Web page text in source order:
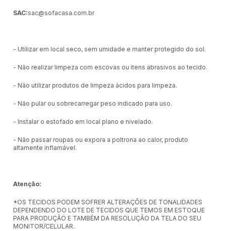
SAC:sac@sofacasa.com.br
- Utilizar em local seco, sem umidade e manter protegido do sol.
- Não realizar limpeza com escovas ou itens abrasivos ao tecido.
- Não utilizar produtos de limpeza ácidos para limpeza.
- Não pular ou sobrecarregar peso indicado para uso.
- Instalar o estofado em local plano e nivelado.
- Não passar roupas ou expora a poltrona ao calor, produto
altamente inflamável.
Atenção:
*OS TECIDOS PODEM SOFRER ALTERAÇÕES DE TONALIDADES
DEPENDENDO DO LOTE DE TECIDOS QUE TEMOS EM ESTOQUE
PARA PRODUÇÃO E TAMBÉM DA RESOLUÇÃO DA TELA DO SEU
MONITOR/CELULAR.